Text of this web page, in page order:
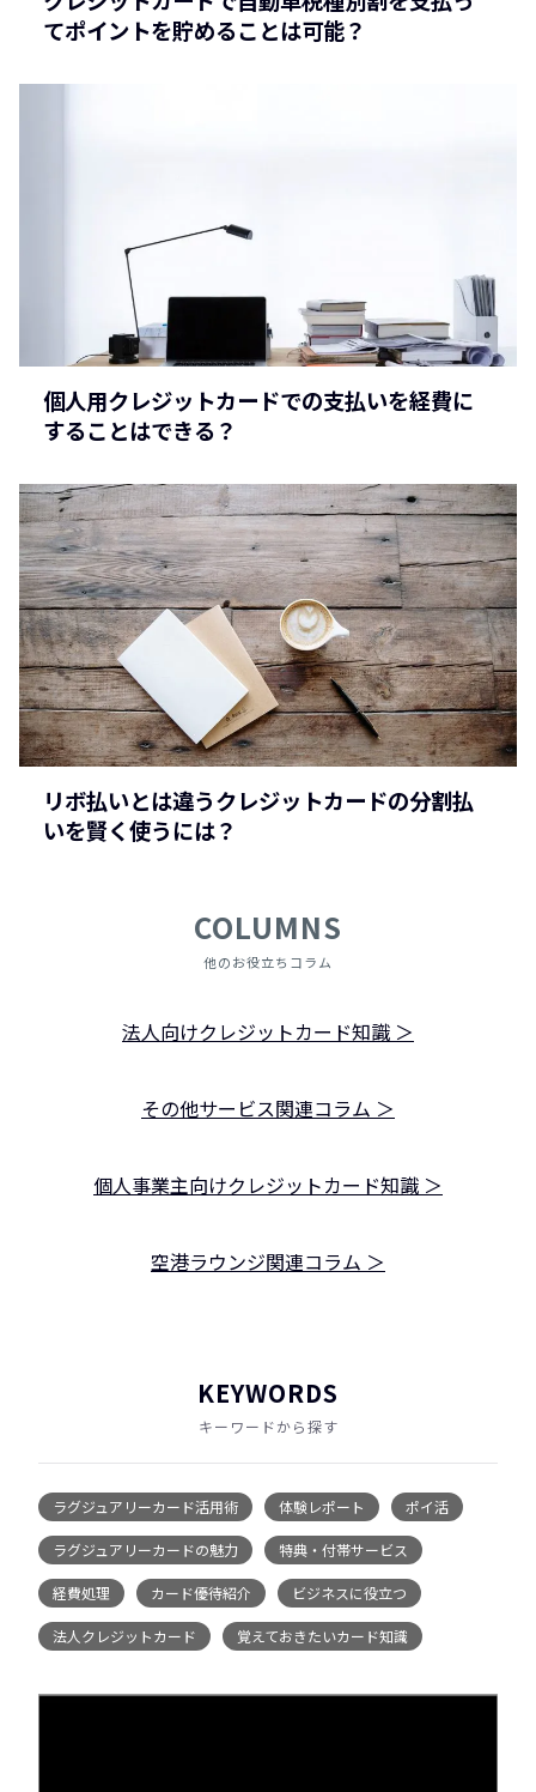
てポイントを貯めることは可能？
個人用クレジットカードでの支払いを経費に
することはできる？
リボ払いとは違うクレジットカードの分割払
いを賢く使うには？
COLUMNS
他のお役立ちコラム
法人向けクレジットカード知識 ＞
その他サービス関連コラム ＞
個人事業主向けクレジットカード知識 ＞
空港ラウンジ関連コラム ＞
KEYWORDS
キーワードから探す
ラグジュアリーカード活用術 体験レポート ポイ活
ラグジュアリーカードの魅力 特典・付帯サービス
経費処理 カード優待紹介 ビジネスに役立つ
法人クレジットカード 覚えておきたいカード知識